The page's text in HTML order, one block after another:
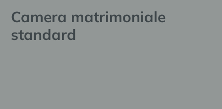
Camera matrimoniale
standard